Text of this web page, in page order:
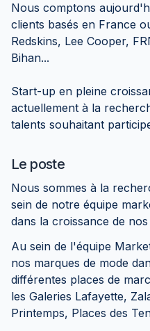
Nous comptons
clients basés en France
Redskins, Lee Cooper,
Bihan...
Start-up en pleine
actuellement à la
talents souhaitant
Le poste
Nous sommes à la
sein de notre équipe
dans la croissance de
Au sein de l'équipe
nos marques de mode
différentes places de
les Galeries Lafayette,
Printemps, Places des